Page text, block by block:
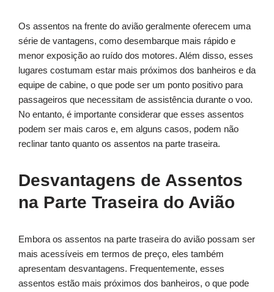
Os assentos na frente do avião geralmente oferecem uma
série de vantagens, como desembarque mais rápido e
menor exposição ao ruído dos motores. Além disso, esses
lugares costumam estar mais próximos dos banheiros e da
equipe de cabine, o que pode ser um ponto positivo para
passageiros que necessitam de assistência durante o voo.
No entanto, é importante considerar que esses assentos
podem ser mais caros e, em alguns casos, podem não
reclinar tanto quanto os assentos na parte traseira.
Desvantagens de Assentos
na Parte Traseira do Avião
Embora os assentos na parte traseira do avião possam ser
mais acessíveis em termos de preço, eles também
apresentam desvantagens. Frequentemente, esses
assentos estão mais próximos dos banheiros, o que pode